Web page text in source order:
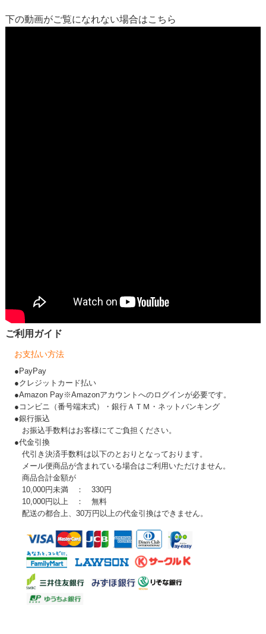
下の動画がご覧になれない場合はこちら
ご利用ガイド
お支払い方法
●PayPay
●クレジットカード払い
●Amazon Pay※Amazonアカウントへのログインが必要です。
●コンビニ（番号端末式）・銀行ＡＴＭ・ネットバンキング
●銀行振込
お振込手数料はお客様にてご負担ください。
●代金引換
代引き決済手数料は以下のとおりとなっております。
メール便商品が含まれている場合はご利用いただけません。
商品合計金額が
10,000円未満 ： 330円
10,000円以上 ： 無料
配送の都合上、30万円以上の代金引換はできません。